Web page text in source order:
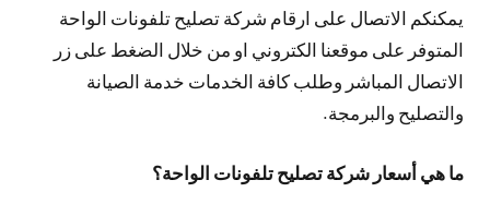
يمكنكم الاتصال على ارقام شركة تصليح تلفونات الواحة
المتوفر على موقعنا الكتروني او من خلال الضغط على زر
الاتصال المباشر وطلب كافة الخدمات خدمة الصيانة
والتصليح والبرمجة.
ما هي أسعار شركة تصليح تلفونات الواحة؟